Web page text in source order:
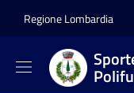
Regione Lombardia